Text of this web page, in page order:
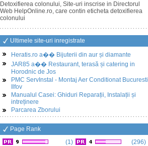
Detoxifierea colonului, Site-uri inscrise in Directorul
Web HelpOnline.ro, care contin eticheta detoxifierea
colonului
Ultimele site-uri inregistrate
Heratis.ro a�� Bijuterii din aur și diamante
JAR85 a�� Restaurant, terasă și catering in
Horodnic de Jos
PMC ServInstal - Montaj Aer Conditionat Bucuresti
Ilfov
Manualul Casei: Ghiduri Reparații, Instalații și
intreținere
Parcarea Zborului
Page Rank
(1)
(296)